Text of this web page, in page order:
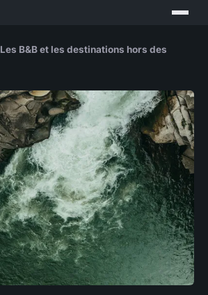
Les B&B et les destinations hors des